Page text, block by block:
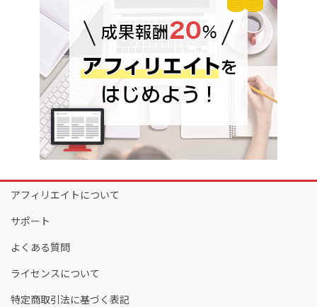
アフィリエイトについて
サポート
よくある質問
ライセンスについて
特定商取引法に基づく表記